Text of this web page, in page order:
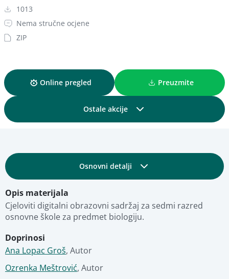
1013
Nema stručne ocjene
ZIP
Online pregled Preuzmite
Ostale akcije
Dodajte u kolekciju
Dodajte u favorite
Osnovni detalji
Obrazovni i tehnički detalji
Stručna ocjena
Opis materijala
Cjeloviti digitalni obrazovni sadržaj za sedmi razred
osnovne škole za predmet biologiju.
Doprinosi
Ana Lopac Groš, Autor
Ozrenka Meštrović, Autor